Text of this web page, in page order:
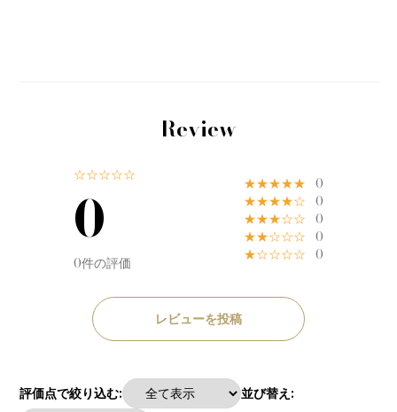
Review
☆☆☆☆☆
0
0件の評価
★★★★★ 0
★★★★☆ 0
★★★☆☆ 0
★★☆☆☆ 0
★☆☆☆☆ 0
レビューを投稿
評価点で絞り込む: 並び替え: